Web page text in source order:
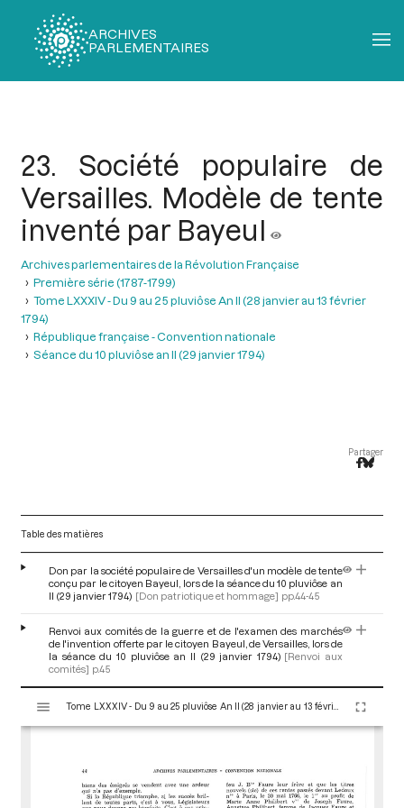
ARCHIVES
PARLEMENTAIRES
23. Société populaire de
Versailles. Modèle de tente
inventé par Bayeul
Archives parlementaires de la Révolution Française
Première série (1787-1799)
Tome LXXXIV - Du 9 au 25 pluviôse An II (28 janvier au 13 février
1794)
République française - Convention nationale
Séance du 10 pluviôse an II (29 janvier 1794)
Partager
Table des matières
Don par la société populaire de Versailles d'un modèle de tente
conçu par le citoyen Bayeul, lors de la séance du 10 pluviôse an
II (29 janvier 1794) [Don patriotique et hommage] pp.44-45
Renvoi aux comités de la guerre et de l'examen des marchés
de l'invention offerte par le citoyen Bayeul, de Versailles, lors de
la séance du 10 pluviôse an II (29 janvier 1794) [Renvoi aux
comités] p.45
s